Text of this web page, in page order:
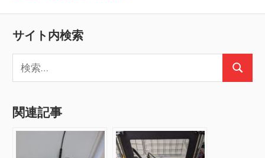
ビ
ゲ
ー
シ
ョ
ン
サイト内検索
索:
検
関連記事